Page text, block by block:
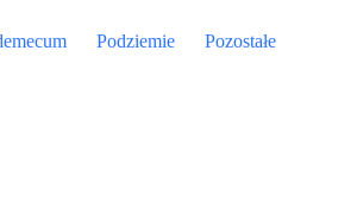
Podziemie Pozostałe